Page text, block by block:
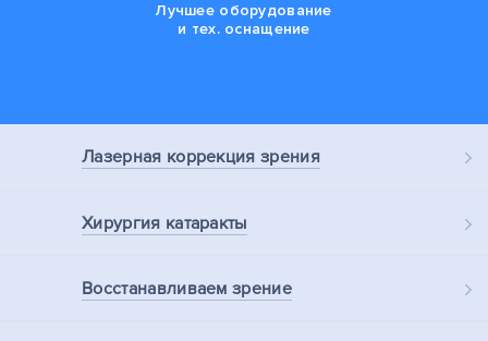
Лучшее оборудование
и тех. оснащение
Лазерная коррекция зрения
Хирургия катаракты
Восстанавливаемзрение